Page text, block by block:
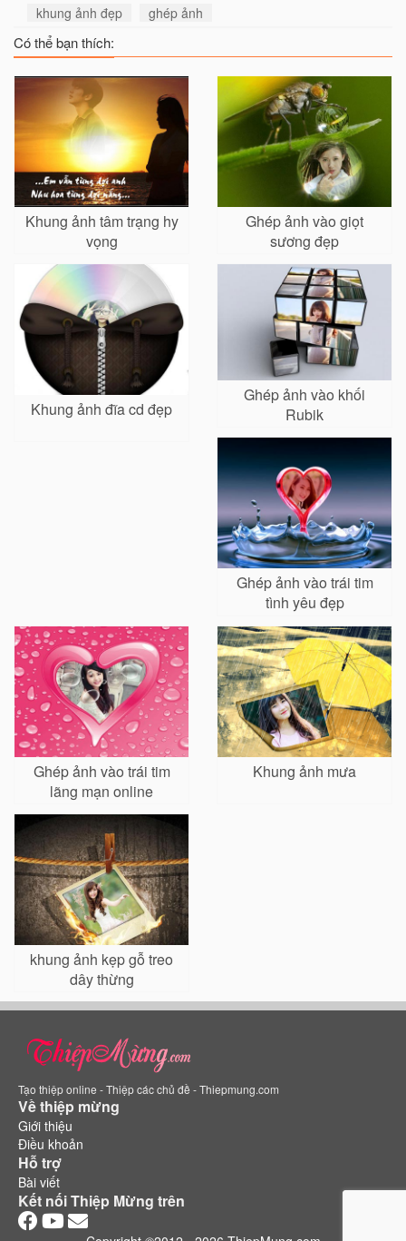
khung ảnh đẹp
ghép ảnh
Có thể bạn thích:
Khung ảnh tâm trạng hy
vọng
Ghép ảnh vào giọt
sương đẹp
Khung ảnh đĩa cd đẹp
Ghép ảnh vào khối
Rubik
Ghép ảnh vào trái tim
tình yêu đẹp
Ghép ảnh vào trái tim
lãng mạn online
Khung ảnh mưa
khung ảnh kẹp gỗ treo
dây thừng
Tạo thiệp online - Thiệp các chủ đề - Thiepmung.com
Về thiệp mừng
Giới thiệu
Điều khoản
Hỗ trợ
Bài viết
Kết nối Thiệp Mừng trên